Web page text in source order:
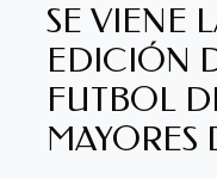
SE VIENE
EDICIÓN
FUTBOL
MAYORES